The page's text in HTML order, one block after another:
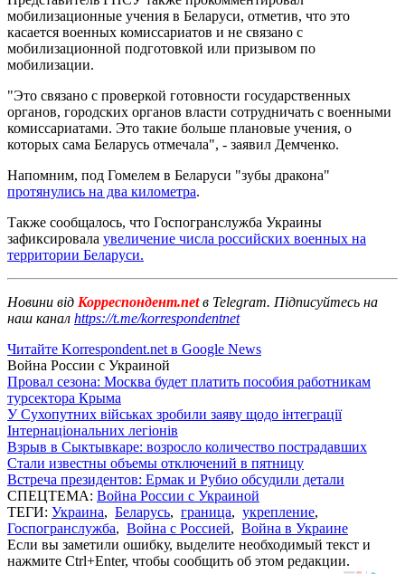
мобилизационные учения в Беларуси, отметив, что это
касается военных комиссариатов и не связано с
мобилизационной подготовкой или призывом по
мобилизации.
"Это связано с проверкой готовности государственных
органов, городских органов власти сотрудничать с военными
комиссариатами. Это такие больше плановые учения, о
которых сама Беларусь отмечала", - заявил Демченко.
Напомним, под Гомелем в Беларуси "зубы дракона"
протянулись на два километра.
Также сообщалось, что Госпогранслужба Украины
зафиксировала увеличение числа российских военных на
территории Беларуси.
Новини від Корреспондент.netв Telegram. Підписуйтесь на
наш канал https://t.me/korrespondentnet
Читайте Korrespondent.net в Google News
Война России с Украиной
Провал сезона: Москва будет платить пособия работникам
турсектора Крыма
У Сухопутних військах зробили заяву щодо інтеграції
Інтернаціональних легіонів
Взрыв в Сыктывкаре: возросло количество пострадавших
Стали известны объемы отключений в пятницу
Встреча президентов: Ермак и Рубио обсудили детали
СПЕЦТЕМА: Война России с Украиной
ТЕГИ: Украина, Беларусь, граница, укрепление,
Госпогранслужба, Война с Россией, Война в Украине
Если вы заметили ошибку, выделите необходимый текст и
нажмите Ctrl+Enter, чтобы сообщить об этом редакции.